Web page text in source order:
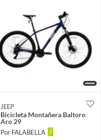
JEEP
Bicicleta Montañera Baltoro
Aro 29
Por FALABELLA